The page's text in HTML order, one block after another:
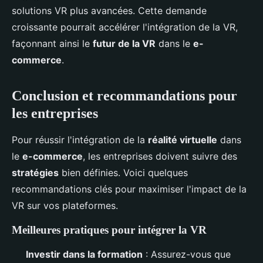
solutions VR plus avancées. Cette demande
croissante pourrait accélérer l'intégration de la VR,
façonnant ainsi le futur de la VR dans le e-
commerce.
Conclusion et recommandations pour
les entreprises
Pour réussir l'intégration de la réalité virtuelle dans
le e-commerce, les entreprises doivent suivre des
stratégies bien définies. Voici quelques
recommandations clés pour maximiser l'impact de la
VR sur vos plateformes.
Meilleures pratiques pour intégrer la VR
Investir dans la formation : Assurez-vous que